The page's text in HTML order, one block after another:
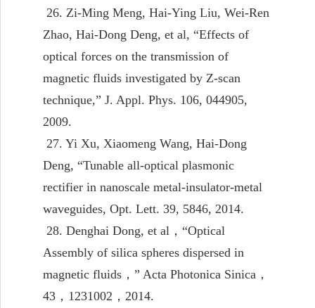
26. Zi-Ming Meng, Hai-Ying Liu, Wei-Ren
Zhao, Hai-Dong Deng, et al, “Effects of
optical forces on the transmission of
magnetic fluids investigated by Z-scan
technique,” J. Appl. Phys. 106, 044905,
2009.
27. Yi Xu, Xiaomeng Wang, Hai-Dong
Deng, “Tunable all-optical plasmonic
rectifier in nanoscale metal-insulator-metal
waveguides, Opt. Lett. 39, 5846, 2014.
28. Denghai Dong, et al ， “Optical
Assembly of silica spheres dispersed in
magnetic fluids ， ” Acta Photonica Sinica ，
43 ， 1231002 ， 2014.